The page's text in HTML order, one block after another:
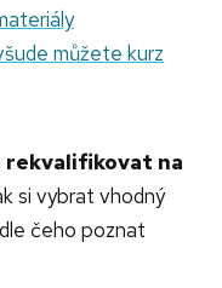
můžete kurz
rekvalifikovat na
si vybrat vhodný
čeho poznat